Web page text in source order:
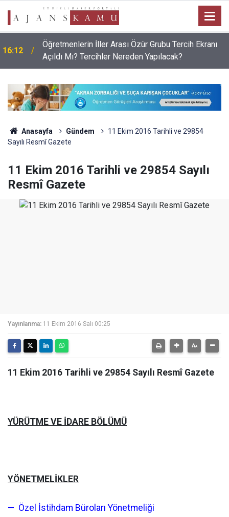
16:12
Öğretmenlerin İller Arası Özür Grubu Tercih Ekranı
Açıldı Mı? Tercihler Nereden Yapılacak?
Anasayfa Gündem
11 Ekim 2016 Tarihli ve 29854
Sayılı Resmî Gazete
11 Ekim 2016 Tarihli ve 29854 Sayılı
Resmî Gazete
Yayınlanma: 11 Ekim 2016 Salı 00:25
11 Ekim 2016 Tarihli ve 29854 Sayılı Resmî Gazete
YÜRÜTME VE İDARE BÖLÜMÜ
YÖNETMELİKLER
— Özel İstihdam Büroları Yönetmeliği